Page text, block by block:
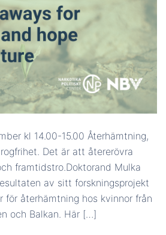
kl 14.00-15.00 Återhämtning,
Det är att återerövra
framtidstro.Doktorand Mulka
av sitt forskningsprojekt
för återhämtning hos kvinnor från
och Balkan. Här […]